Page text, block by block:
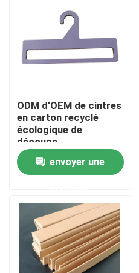
de plancher
papier d'emballage
ODM d'OEM de cintres
en carton recyclé
écologique de
découpe
envoyer une